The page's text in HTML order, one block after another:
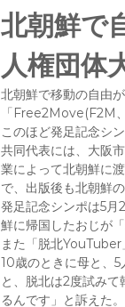
北朝鮮で
人権団体
北朝鮮で移動の自由
「Free2Move(F2M
このほど発足記念シ
共同代表には、大阪
業によって北朝鮮に
で、出版後も北朝鮮
発足記念シンポは5月
鮮に帰国したおじが
また「脱北YouTuber
10歳のときに母と、
と、脱北は2度試み
るんです」と訴えた。